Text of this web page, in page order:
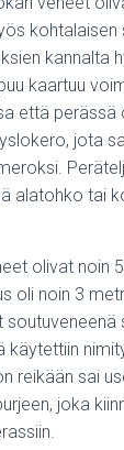
kohtalaisen
kannalta
kaartuu
että perässä
jota
alatohko tai
olivat noin
oli noin 3
käytettiin
reikään sai
joka